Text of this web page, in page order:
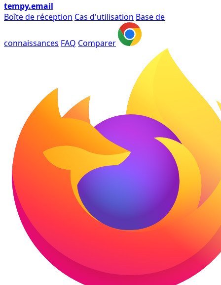
tempy.email
Boîte de réception Cas d'utilisation Base de
connaissances FAQ Comparer